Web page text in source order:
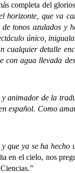
completa del
horizonte, que va
tonos azulados y
único,
cualquier detalle
agua llevada
de la
español. Como
ya se ha hecho
en el cielo, nos